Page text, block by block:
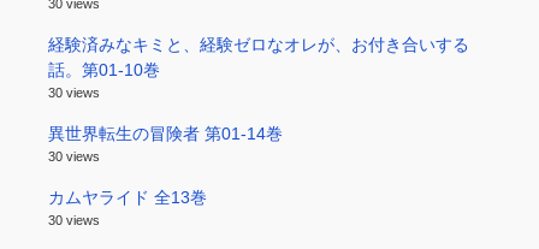
30 views
経験済みなキミと、経験ゼロなオレが、お付き合いする
話。第01-10巻
30 views
異世界転生の冒険者 第01-14巻
30 views
カムヤライド 全13巻
30 views